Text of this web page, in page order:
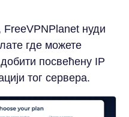
FreeVPNPlanet нуди
где можете
посвећену IP
тог сервера.